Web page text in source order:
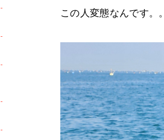
この人変態なんです。。